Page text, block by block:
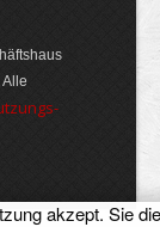
akzept. Sie die